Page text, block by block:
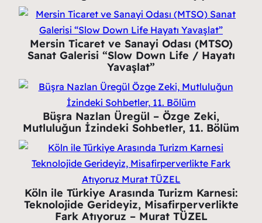
Mersin Ticaret ve Sanayi Odası (MTSO)
Sanat Galerisi “Slow Down Life / Hayatı
Yavaşlat”
Büşra Nazlan Üregül – Özge Zeki,
Mutluluğun İzindeki Sohbetler, 11. Bölüm
Köln ile Türkiye Arasında Turizm Karnesi:
Teknolojide Gerideyiz, Misafirperverlikte
Fark Atıyoruz – Murat TÜZEL